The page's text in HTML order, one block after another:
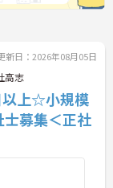
新日：2026年08月05日
高志
以上☆小規模
募集＜正社